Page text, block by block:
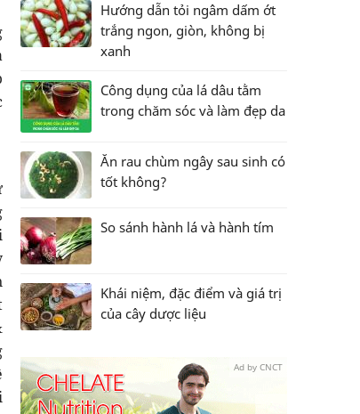
Hướng dẫn tỏi ngâm dấm ớt
trắng ngon, giòn, không bị
xanh
Công dụng của lá dâu tằm
trong chăm sóc và làm đẹp da
Ăn rau chùm ngây sau sinh có
tốt không?
So sánh hành lá và hành tím
Khái niệm, đặc điểm và giá trị
của cây dược liệu
Ad by CNCT